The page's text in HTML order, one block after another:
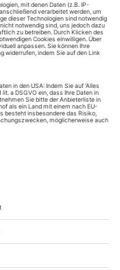
Filme im
sich Händels
«Tod auf dem Nil».
gleichnamigen
Sein Auftrittsruf
in der Bonner
Volk blickt nach vorn,
ist er in der